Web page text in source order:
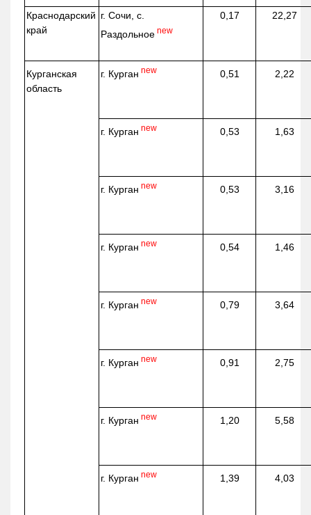
Краснодарский
край
г. Сочи, с.
Раздольное new
0,17 22,27
Курганская
область
г. Курган new 0,51 2,22
г. Курган new 0,53 1,63
г. Курган new 0,53 3,16
г. Курган new 0,54 1,46
г. Курган new 0,79 3,64
г. Курган new 0,91 2,75
г. Курган new 1,20 5,58
г. Курган new 1,39 4,03